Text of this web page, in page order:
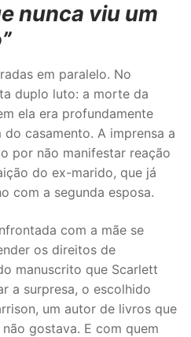
nunca viu um
em paralelo. No
duplo luto: a morte da
ela era profundamente
casamento. A imprensa a
por não manifestar reação
do ex-marido, que já
com a segunda esposa.
com a mãe se
os direitos de
manuscrito que Scarlett
a surpresa, o escolhido
um autor de livros que
gostava. E com quem